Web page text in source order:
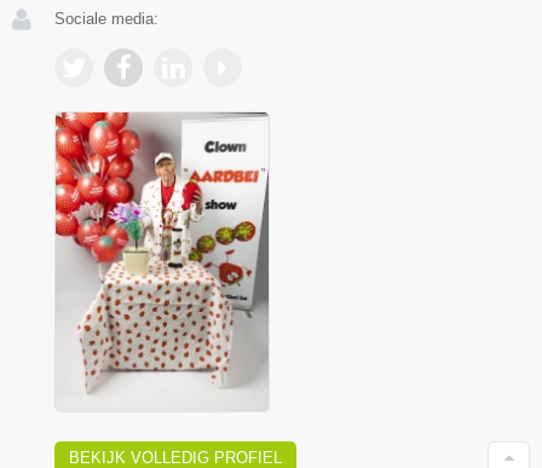
Sociale media:
BEKIJK VOLLEDIG PROFIEL